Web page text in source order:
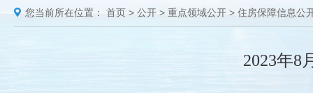
您当前所在位置： 首页 > 公开 > 重点领域公开 > 住房保障信息公
2023年8